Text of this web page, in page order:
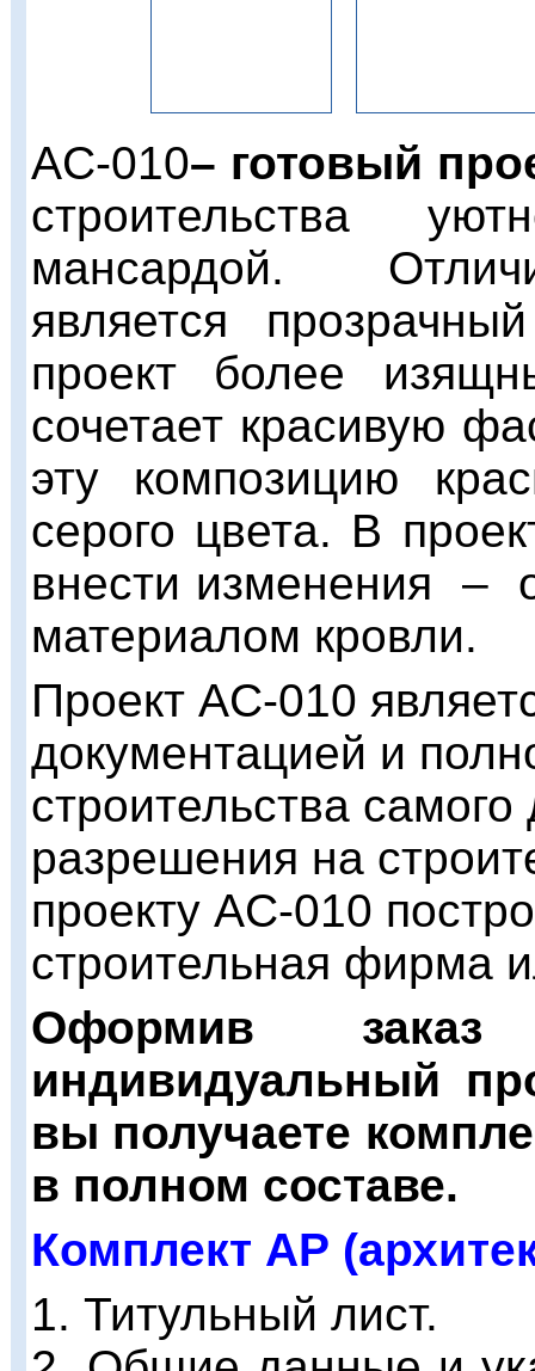
AC-010– готовый
строительства
мансардой.
является
проект более
сочетает красивую
эту композицию
серого цвета. В
внести изменения –
материалом кровли.
Проект AC-010
документацией и
строительства
разрешения на
проекту AC-010
строительная фирма
Оформив
индивидуальный
вы получаете
в полном составе.
Комплект АР
1. Титульный лист.